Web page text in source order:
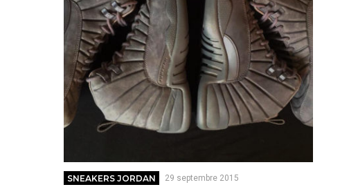
SNEAKERS JORDAN 29 septembre 2015